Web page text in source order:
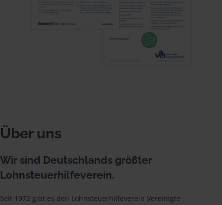
Über uns
Wir sind Deutschlands größter
Lohnsteuerhilfeverein.
Seit 1972 gibt es den Lohnsteuerhilfeverein Vereinigte